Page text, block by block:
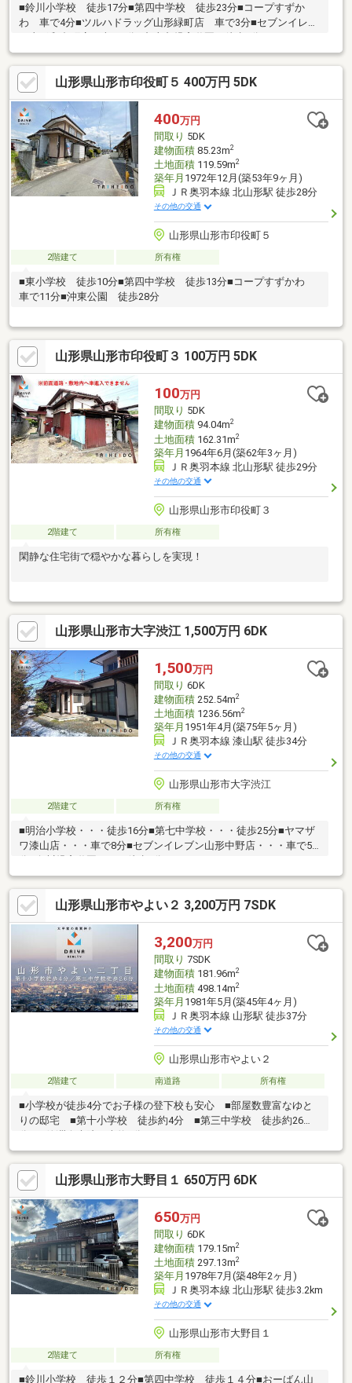
■鈴川小学校 徒歩17分■第四中学校 徒歩23分■コープすずか
わ 車で4分■ツルハドラッグ山形緑町店 車で3分■セブンイレブ
山形県山形市印役町５ 400万円 5DK
400万円
間取り 5DK
建物面積85.23m2
土地面積119.59m2
築年月 1972年12月(築53年9ヶ月)
ＪＲ奥羽本線 北山形駅 徒歩28分
その他の交通
山形県山形市印役町５
2階建て 所有権
■東小学校 徒歩10分■第四中学校 徒歩13分■コープすずかわ
車で11分■沖東公園 徒歩28分
山形県山形市印役町３ 100万円 5DK
100万円
間取り 5DK
建物面積94.04m2
土地面積162.31m2
築年月 1964年6月(築62年3ヶ月)
ＪＲ奥羽本線 北山形駅 徒歩29分
その他の交通
山形県山形市印役町３
2階建て 所有権
閑静な住宅街で穏やかな暮らしを実現！
山形県山形市大字渋江 1,500万円 6DK
1,500万円
間取り 6DK
建物面積252.54m2
土地面積1236.56m2
築年月 1951年4月(築75年5ヶ月)
ＪＲ奥羽本線 漆山駅 徒歩34分
その他の交通
山形県山形市大字渋江
2階建て 所有権
■明治小学校・・・徒歩16分■第七中学校・・・徒歩25分■ヤマザ
ワ漆山店・・・車で8分■セブンイレブン山形中野店・・・車で5
山形県山形市やよい２ 3,200万円 7SDK
3,200万円
間取り 7SDK
建物面積181.96m2
土地面積498.14m2
築年月 1981年5月(築45年4ヶ月)
ＪＲ奥羽本線 山形駅 徒歩37分
その他の交通
山形県山形市やよい２
2階建て 南道路 所有権
■小学校が徒歩4分でお子様の登下校も安心 ■部屋数豊富なゆと
りの邸宅 ■第十小学校 徒歩約4分 ■第三中学校 徒歩約26
山形県山形市大野目１ 650万円 6DK
650万円
間取り 6DK
建物面積179.15m2
土地面積297.13m2
築年月 1978年7月(築48年2ヶ月)
ＪＲ奥羽本線 北山形駅 徒歩3.2km
その他の交通
山形県山形市大野目１
2階建て 所有権
■鈴川小学校 徒歩１２分■第四中学校 徒歩１４分■おーばん山